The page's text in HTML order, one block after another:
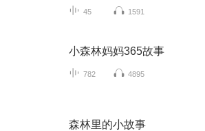
45 1591
小森林妈妈365故事
782 4895
森林里的小故事